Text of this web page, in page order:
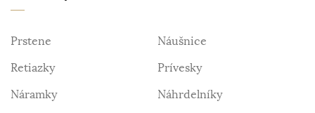
Prstene
Náušnice
Retiazky
Prívesky
Náramky
Náhrdelníky